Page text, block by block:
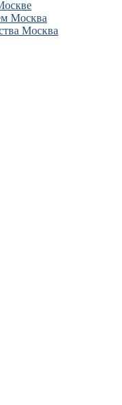
Москва
Москва